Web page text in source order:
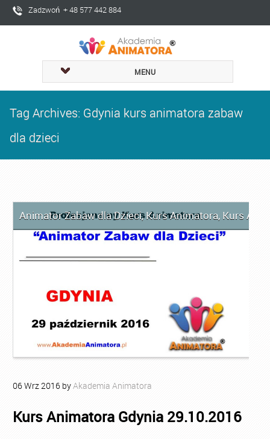
Zadzwoń + 48 577 442 884
MENU
Tag Archives: Gdynia kurs animatora zabaw
dla dzieci
Animator Zabaw dla Dzieci,Kurs Animatora, Kurs
06Wrz2016 by Akademia Animatora
Kurs Animatora Gdynia 29.10.2016